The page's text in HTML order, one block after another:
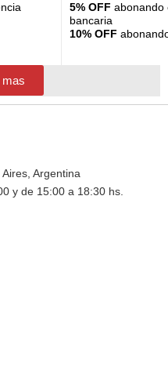
5% OFF abonando
bancaria
10% OFF
Argentina
y de 15:00 a 18:30 hs.